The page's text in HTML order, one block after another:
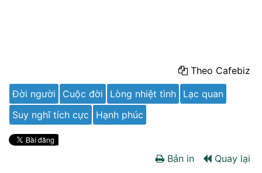
Theo Cafebiz
Đời người
Cuộc đời Lòng nhiệt tình
Lạc quan
Suy nghĩ tích cực
Hạnh phúc
Bản in Quay lại